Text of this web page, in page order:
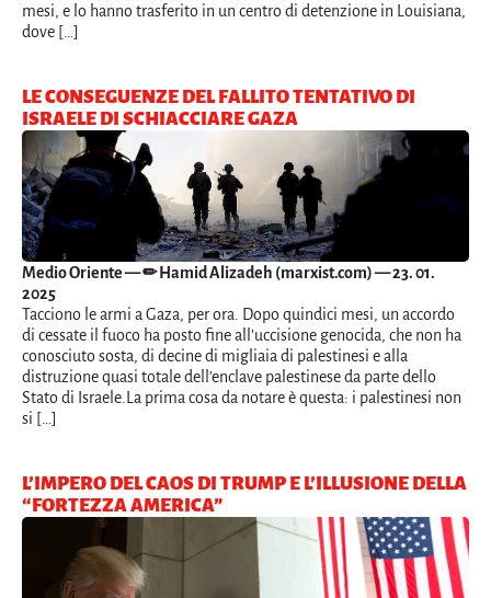
mesi, e lo hanno trasferito in un centro di detenzione in Louisiana,
dove […]
LE CONSEGUENZE DEL FALLITO TENTATIVO DI
ISRAELE DI SCHIACCIARE GAZA
Medio Oriente— ✏ Hamid Alizadeh (marxist.com) — 23. 01.
2025
Tacciono le armi a Gaza, per ora. Dopo quindici mesi, un accordo
di cessate il fuoco ha posto fine all’uccisione genocida, che non ha
conosciuto sosta, di decine di migliaia di palestinesi e alla
distruzione quasi totale dell’enclave palestinese da parte dello
Stato di Israele.La prima cosa da notare è questa: i palestinesi non
si […]
L’IMPERO DEL CAOS DI TRUMP E L’ILLUSIONE DELLA
“FORTEZZA AMERICA”